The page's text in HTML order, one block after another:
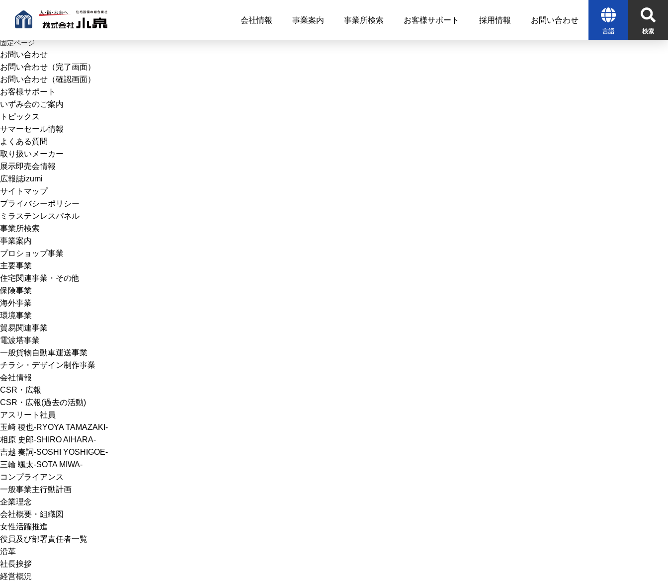
会社情報 事業案内 事業所検索 お客様サポート 採用情報 お問い合わせ
言語 検索
記事一覧へ戻る
索:
固定ページ
お問い合わせ
お問い合わせ（完了画面）
お問い合わせ（確認画面）
お客様サポート
いずみ会のご案内
トピックス
サマーセール情報
よくある質問
取り扱いメーカー
展示即売会情報
広報誌izumi
サイトマップ
プライバシーポリシー
ミラステンレスパネル
事業所検索
事業案内
プロショップ事業
主要事業
住宅関連事業・その他
保険事業
海外事業
環境事業
貿易関連事業
電波塔事業
一般貨物自動車運送事業
チラシ・デザイン制作事業
会社情報
CSR・広報
CSR・広報(過去の活動)
アスリート社員
玉﨑 稜也-RYOYA TAMAZAKI-
相原 史郎-SHIRO AIHARA-
吉越 奏詞-SOSHI YOSHIGOE-
三輪 颯太-SOTA MIWA-
コンプライアンス
一般事業主行動計画
企業理念
会社概要・組織図
女性活躍推進
役員及び部署責任者一覧
沿革
社長挨拶
経営概況